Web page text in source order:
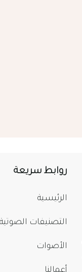
روابط سريعة
الرئيسية
التصنيفات الصوتية
الأصوات